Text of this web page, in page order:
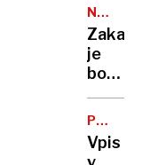
pred
raket
NOČNI
Zakaj
je
bolje
spati
na
boku?
PRAVNI
NASVET
Vpis